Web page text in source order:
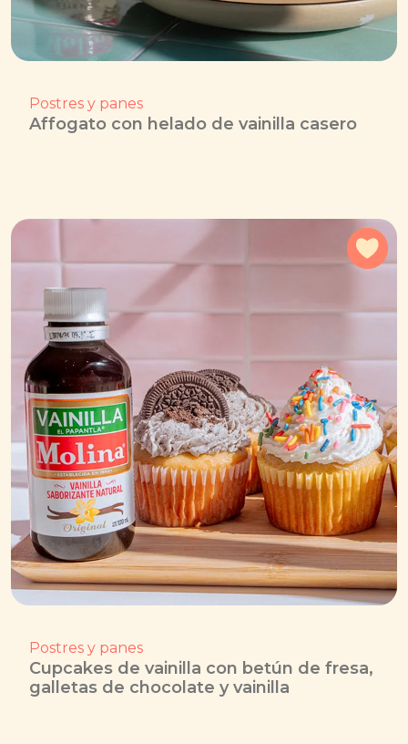
Postres y panes
Affogato con helado de vainilla casero
Postres y panes
Cupcakes de vainilla con betún de fresa,
galletas de chocolate y vainilla